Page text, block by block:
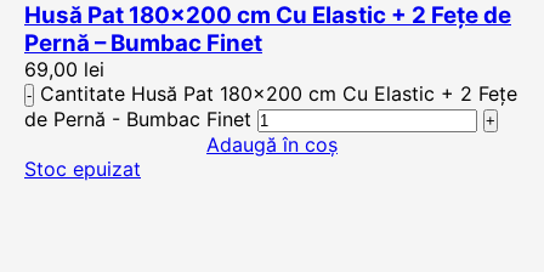
Husă Pat 180×200 cm Cu Elastic + 2 Fețe de
Pernă – Bumbac Finet
69,00 lei
Cantitate Husă Pat 180x200 cm Cu Elastic + 2 Fețe
de Pernă - Bumbac Finet
Adaugă în coș
Stoc epuizat